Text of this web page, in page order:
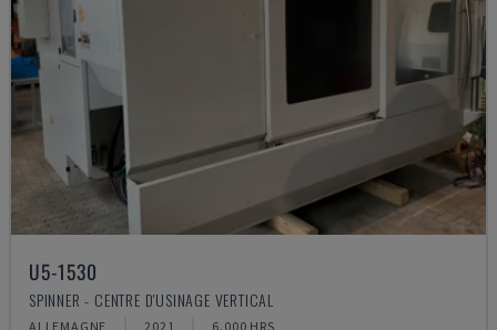
U5-1530
SPINNER - CENTRE D'USINAGE VERTICAL
ALLEMAGNE 2021 6.000 HRS